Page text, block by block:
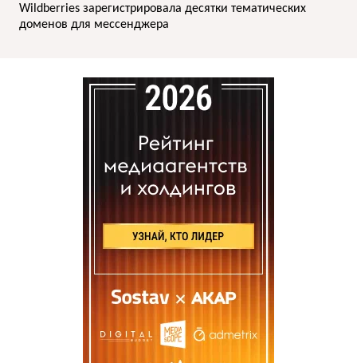
Wildberries зарегистрировала десятки тематических
доменов для мессенджера